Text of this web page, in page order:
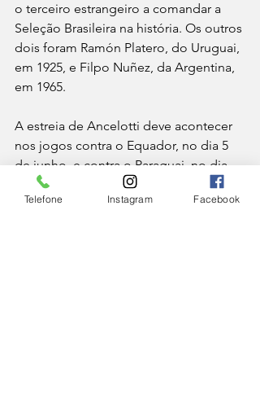
o terceiro estrangeiro a comandar a
Seleção Brasileira na história. Os outros
dois foram Ramón Platero, do Uruguai,
em 1925, e Filpo Nuñez, da Argentina,
em 1965.
A estreia de Ancelotti deve acontecer
nos jogos contra o Equador, no dia 5
de junho, e contra o Paraguai, no dia
10, pelas eliminatórias.
ESPORTE
Telefone Instagram Facebook